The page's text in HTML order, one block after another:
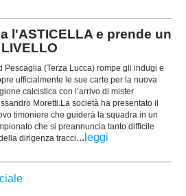
l'ASTICELLA e prende un
Pescaglia (Terza Lucca) rompe gli indugi e
ufficialmente le sue carte per la nuova
calcistica con l’arrivo di mister
Moretti.La società ha presentato il
timoniere che guiderà la squadra in un
che si preannuncia tanto difficile
dirigenza tracci... leggi